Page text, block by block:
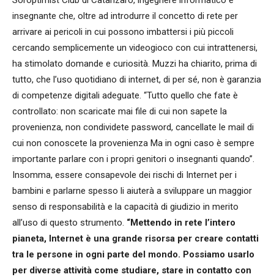
insegnante che, oltre ad introdurre il concetto di rete per
arrivare ai pericoli in cui possono imbattersi i più piccoli
cercando semplicemente un videogioco con cui intrattenersi,
ha stimolato domande e curiosità. Muzzi ha chiarito, prima di
tutto, che l’uso quotidiano di internet, di per sé, non è garanzia
di competenze digitali adeguate. “Tutto quello che fate è
controllato: non scaricate mai file di cui non sapete la
provenienza, non condividete password, cancellate le mail di
cui non conoscete la provenienza Ma in ogni caso è sempre
importante parlare con i propri genitori o insegnanti quando”.
Insomma, essere consapevole dei rischi di Internet per i
bambini e parlarne spesso li aiuterà a sviluppare un maggior
senso di responsabilità e la capacità di giudizio in merito
all’uso di questo strumento. “Mettendo in rete l’intero
pianeta, Internet è una grande risorsa per creare contatti
tra le persone in ogni parte del mondo. Possiamo usarlo
per diverse attività come studiare, stare in contatto con